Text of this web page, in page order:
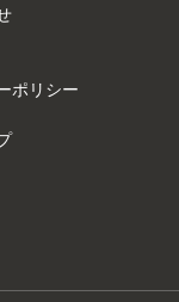
ポリシー